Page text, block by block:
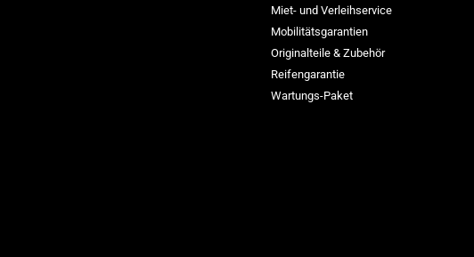
Miet- und Verleihservice
Mobilitätsgarantien
Originalteile & Zubehör
Reifengarantie
Wartungs-Paket